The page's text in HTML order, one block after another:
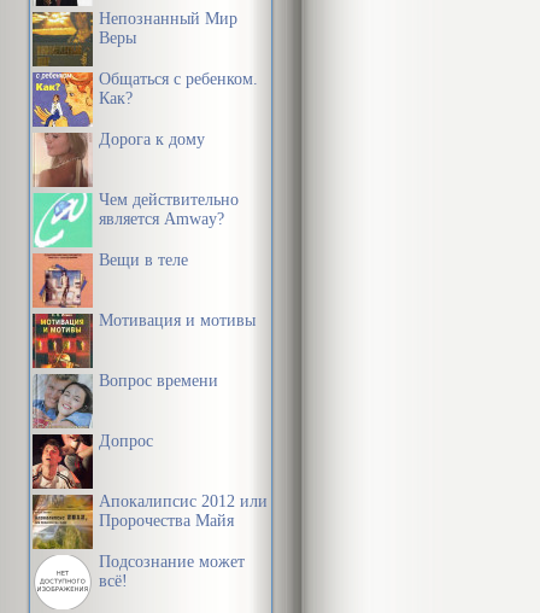
Непознанный Мир
Веры
Общаться с ребенком.
Как?
Дорога к дому
Чем действительно
является Amway?
Вещи в теле
Мотивация и мотивы
Вопрос времени
Допрос
Апокалипсис 2012 или
Пророчества Майя
Подсознание может
всё!